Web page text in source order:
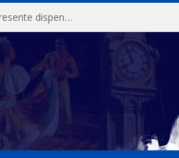
DISPENSA DE LICITAÇÃO Nº 03/2026 (O objeto da presente dispensa é a escolha da proposta mais vantajosa para a aquisição, de aparelhos de ar condicionado, tipo Split, com material de instalação e fogão industrial, conforme condições, quantidades e exigências estabelecidas no termo de referencia e neste aviso de contratação direta e seus anexos)